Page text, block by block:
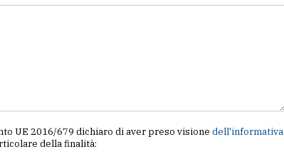
UE 2016/679 dichiaro di aver preso visione dell'informativa
della finalità: